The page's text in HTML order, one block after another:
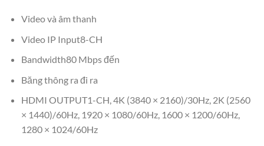
Video và âm thanh
Video IP Input8-CH
Bandwidth80 Mbps đến
Băng thông ra đi ra
HDMI OUTPUT1-CH, 4K (3840 × 2160)/30Hz, 2K (2560
× 1440)/60Hz, 1920 × 1080/60Hz, 1600 × 1200/60Hz,
1280 × 1024/60Hz